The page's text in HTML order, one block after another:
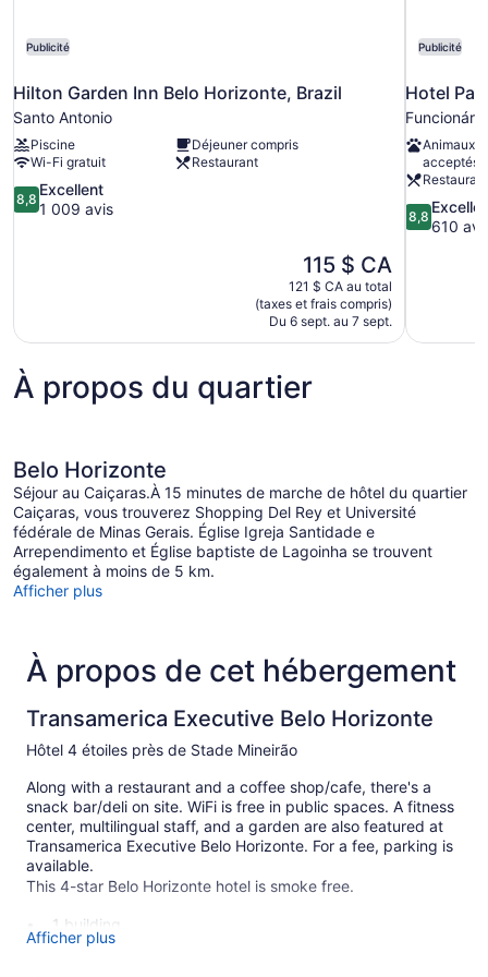
Publicité
Hilton Garden Inn Belo Horizonte, Brazil
Santo Antonio
Piscine
Déjeuner compris
Wi-Fi gratuit
Restaurant
8.8
sur
8,8
Excellent
1 009 avis
Le
prix
est
de
115 $ CA
115 $ CA
121 $ CA au total
(taxes et frais compris)
Du 6 sept. au 7 sept.
Publicité
Hotel
Animaux
acceptés
Restaurant
8.8
sur
8,8
610
À propos du quartier
Belo Horizonte
Séjour au Caiçaras.À 15 minutes de marche de hôtel du quartier
Caiçaras, vous trouverez Shopping Del Rey et Université
fédérale de Minas Gerais. Église Igreja Santidade e
Arrependimento et Église baptiste de Lagoinha se trouvent
également à moins de 5 km.
Afficher plus
À propos de cet hébergement
Transamerica Executive Belo Horizonte
Hôtel 4 étoiles près de Stade Mineirão
Along with a restaurant and a coffee shop/cafe, there's a
snack bar/deli on site. WiFi is free in public spaces. A fitness
center, multilingual staff, and a garden are also featured at
Transamerica Executive Belo Horizonte. For a fee, parking is
available.
This 4-star Belo Horizonte hotel is smoke free.
1 building
200 guestrooms or units
Afficher plus